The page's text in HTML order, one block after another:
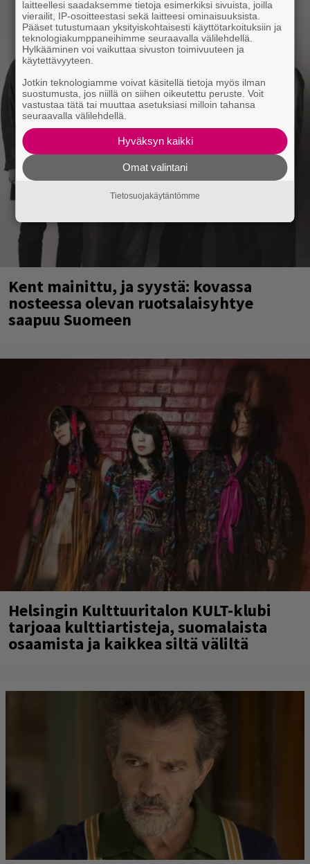
Kent mainittu, ja syystä: kovassa
nosteessa olevan ruotsalaisyhtye
saapuu Suomeen
Helsingin Kulttuuritalon KULT-klubi
tarjoaa kulttiartisteja, suomalaista
osaamista ja kaikkea siltä väliltä
laitteellesi saadaksemme tietoja esimerkiksi sivuista, joilla
vierailit, IP-osoitteestasi sekä laitteesi ominaisuuksista.
Pääset tutustumaan yksityiskohtaisesti käyttötarkoituksiin ja
teknologiakumppaneihimme seuraavalla välilehdellä.
Hylkääminen voi vaikuttaa sivuston toimivuuteen ja
käytettävyyteen.
Jotkin teknologiamme voivat käsitellä tietoja myös ilman
suostumusta, jos niillä on siihen oikeutettu peruste. Voit
vastustaa tätä tai muuttaa asetuksiasi milloin tahansa
seuraavalla välilehdellä.
Hyväksyn kaikki
Omat valintani
Tietosuojakäytäntömme